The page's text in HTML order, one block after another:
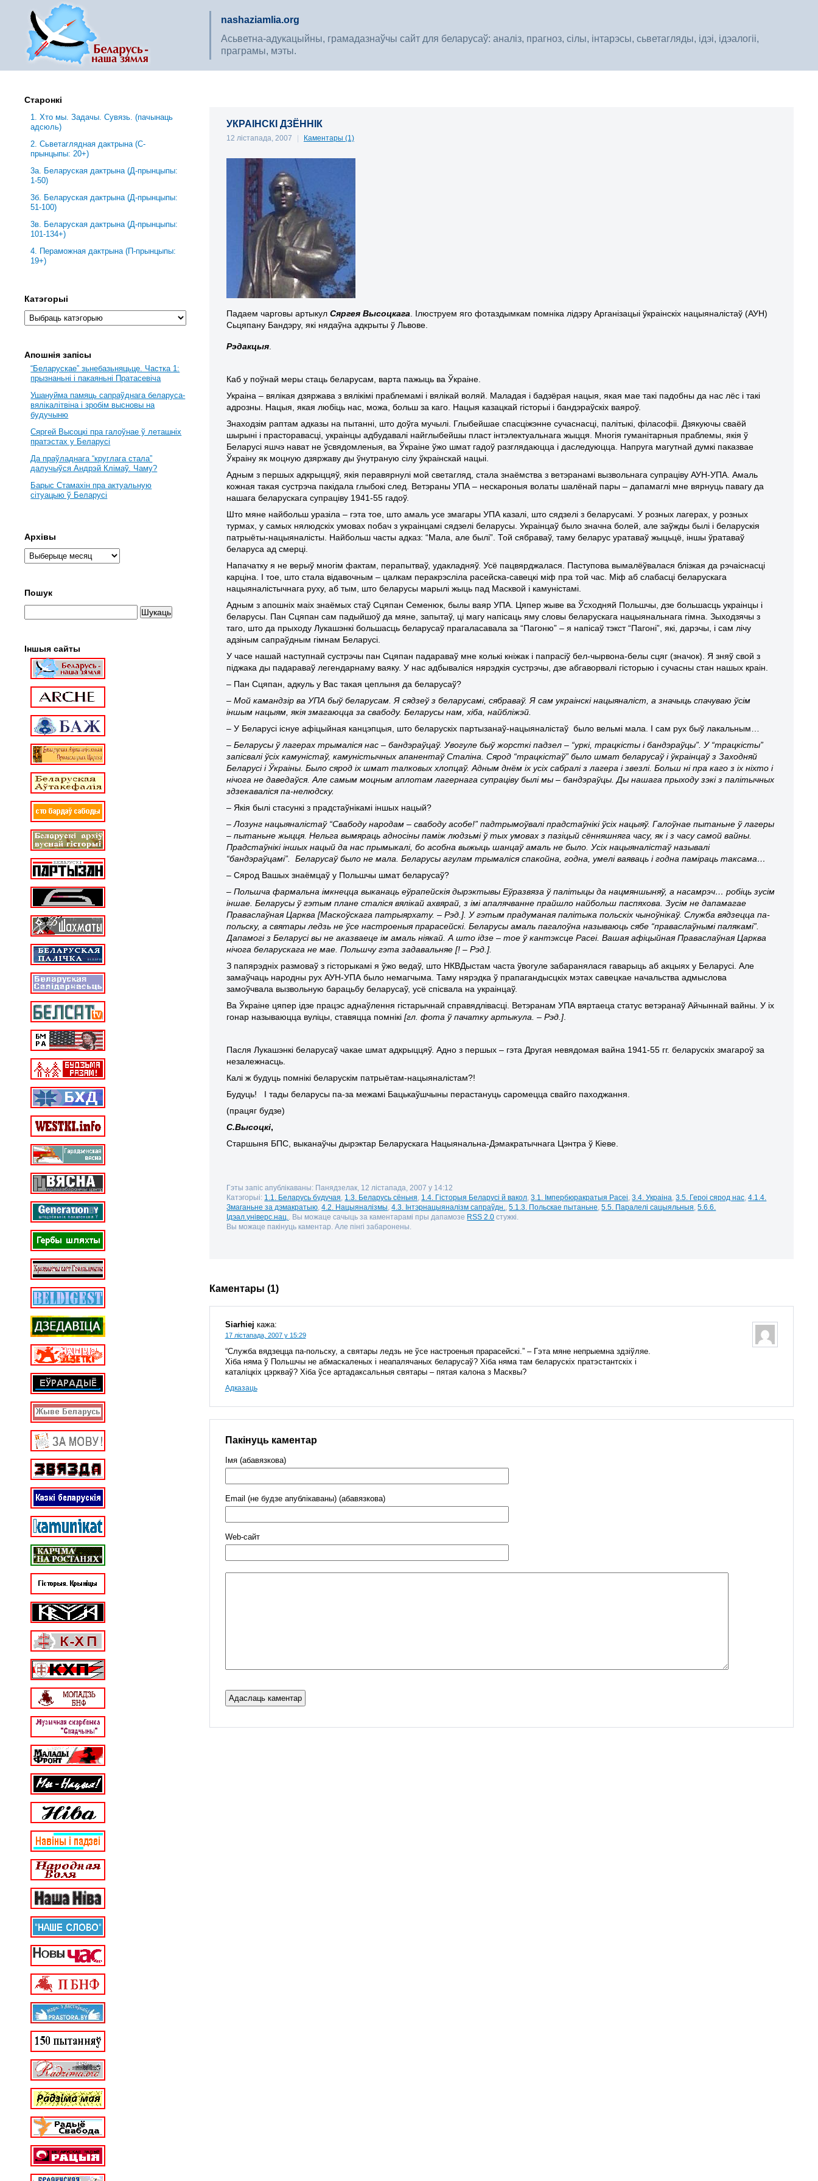
nashaziamlia.org
Асьветна-адукацыйны, грамадазнаўчы сайт для беларусаў: аналіз, прагноз, сілы, інтарэсы, сьветагляды, ідэі, ідэалогіі,
праграмы, мэты.
УКРАІНСКІ ДЗЁННІК
12 лістапада, 2007 | Каментары (1)
Падаем чарговы артыкул Сяргея Высоцкага . Ілюструем яго фотаздымкам помніка лідэру Арганізацыі ўкраінскіх нацыяналістаў (АУН)
Сьцяпану Бандэру, які нядаўна адкрыты ў Львове.
Рэдакцыя
Каб у поўнай меры стаць беларусам, варта пажыць ва Ўкраіне.
Украіна – вялікая дзяржава з вялікімі праблемамі і вялікай воляй. Маладая і бадзёрая нацыя, якая мае такі падобны да нас лёс і такі
адрозны. Нацыя, якая любіць нас, можа, больш за каго. Нацыя казацкай гісторыі і бандэраўскіх ваяроў.
Знаходзім раптам адказы на пытанні, што доўга мучылі. Глыбейшае спасціжэнне сучаснасці, палітыкі, філасофіі. Дзякуючы сваёй
шырыні і прасторавасці, украінцы адбудавалі найглыбейшы пласт інтэлектуальнага жыцця. Многія гуманітарныя праблемы, якія ў
Беларусі яшчэ нават не ўсвядомленыя, ва Ўкраіне ўжо шмат гадоў разглядаюцца і даследуюцца. Напруга магутнай думкі паказвае
Ўкраіну як моцную дзяржаву ды ўнутраную сілу ўкраінскай нацыі.
Адным з першых адкрыццяў, якія перавярнулі мой светагляд, стала знаёмства з ветэранамі вызвольнага супраціву АУН-УПА. Амаль
кожная такая сустрэча пакідала глыбокі след. Ветэраны УПА – нескароныя волаты шалёнай пары – дапамаглі мне вярнуць павагу да
нашага беларускага супраціву 1941-55 гадоў.
Што мяне найбольш уразіла – гэта тое, што амаль усе змагары УПА казалі, што сядзелі з беларусамі. У розных лагерах, у розных
турмах, у самых нялюдскіх умовах побач з украінцамі сядзелі беларусы. Украінцаў было значна болей, але заўжды былі і беларускія
патрыёты-нацыяналісты. Найбольш часты адказ: “Мала, але былі”. Той сябраваў, таму беларус уратаваў жыцьцё, іншы ўратаваў
беларуса ад смерці.
Напачатку я не верыў многім фактам, перапытваў, удакладняў. Усё пацвярджалася. Паступова вымалёўвалася блізкая да рэчаіснасці
карціна. І тое, што стала відавочным – цалкам перакрэсліла расейска-савецкі міф пра той час. Міф аб слабасці беларускага
нацыяналістычнага руху, аб тым, што беларусы марылі жыць пад Масквой і камуністамі.
Адным з апошніх маіх знаёмых стаў Сцяпан Семенюк, былы ваяр УПА. Цяпер жыве ва Ўсходняй Польшчы, дзе большасць украінцы і
беларусы. Пан Сцяпан сам падыйшоў да мяне, запытаў, ці магу напісаць яму словы беларускага нацыянальнага гімна. Зыходзячы з
таго, што да прыходу Лукашэнкі большасць беларусаў прагаласавала за “Пагоню” – я напісаў тэкст “Пагоні”, які, дарэчы, і сам лічу
адзіным сапраўдным гімнам Беларусі.
У часе нашай наступнай сустрэчы пан Сцяпан падараваў мне колькі кніжак і папрасіў бел-чырвона-белы сцяг (значок). Я зняў свой з
піджака ды падараваў легендарнаму ваяку. У нас адбываліся нярэдкія сустрэчы, дзе абгаворвалі гісторыю і сучасны стан нашых краін.
– Пан Сцяпан, адкуль у Вас такая цеплыня да беларусаў?
– Мой камандзір ва УПА быў беларусам. Я сядзеў з беларусамі, сябраваў. Я сам украінскі нацыяналіст, а значыць спачуваю ўсім
іншым нацыям, якія змагаюцца за свабоду. Беларусы нам, хіба, найбліжэй.
– У Беларусі існуе афіцыйная канцэпцыя, што беларускіх партызанаў-нацыяналістаў было вельмі мала. І сам рух быў лакальным…
– Беларусы ў лагерах трымаліся нас – бандэраўцаў. Увогуле быў жорсткі падзел – “уркі, трацкісты і бандэраўцы”. У “трацкісты”
запісвалі ўсіх камуністаў, камуністычных апанентаў Сталіна. Сярод “трацкістаў” было шмат беларусаў і ўкраінцаў з Заходняй
Беларусі і Ўкраіны. Было сярод іх шмат талковых хлопцаў. Адным днём іх усіх сабралі з лагера і звезлі. Больш ні пра каго з іх ніхто і
нічога не даведаўся. Але самым моцным аплотам лагернага супраціву былі мы – бандэраўцы. Ды нашага прыходу зэкі з палітычных
здзекаваліся па-нелюдску.
– Якія былі стасункі з прадстаўнікамі іншых нацый?
– Лозунг нацыяналістаў “Свабоду народам – свабоду асобе!” падтрымоўвалі прадстаўнікі ўсіх нацыяў. Галоўнае пытаньне ў лагеры
– пытаньне жыцця. Нельга вымяраць адносіны паміж людзьмі ў тых умовах з пазіцый сённяшняга часу, як і з часу самой вайны.
Прадстаўнікі іншых нацый да нас прымыкалі, бо асобна выжыць шанцаў амаль не было. Усіх нацыяналістаў называлі
“бандэраўцамі”. Беларусаў было не мала. Беларусы агулам трымаліся спакойна, годна, умелі ваяваць і годна паміраць таксама…
– Сярод Вашых знаёмцаў у Польшчы шмат беларусаў?
– Польшча фармальна імкнецца выканаць еўрапейскія дырэктывы Еўразвяза ў палітыцы да нацмяншыняў, а насамрэч… робіць зусім
іншае. Беларусы ў гэтым плане сталіся вялікай ахвярай, з імі апалячванне прайшло найбольш паспяхова. Зусім не дапамагае
Праваслаўная Царква[Маскоўскага патрыярхату. – Рэд.]. У гэтым прадуманая палітыка польскіх чыноўнікаў. Служба вядзецца па-
польску, а святары ледзь не ўсе настроеныя прарасейскі. Беларусы амаль пагалоўна называюць сябе “праваслаўнымі палякамі”.
Дапамогі з Беларусі вы не аказваеце ім амаль ніякай. А што ідзе – тое ў кантэксце Расеі. Вашая афіцыйная Праваслаўная Царква
нічога беларускага не мае. Польшчу гэта задавальняе [! – Рэд.].
З папярэдніх размоваў з гісторыкамі я ўжо ведаў, што НКВДыстам часта ўвогуле забаранялася гаварыць аб акцыях у Беларусі. Але
замаўчаць народны рух АУН-УПА было немагчыма. Таму нярэдка ў прапагандысцкіх мэтах савецкае начальства адмыслова
замоўчвала вызвольную барацьбу беларусаў, усё спісвала на украінцаў.
Ва Ўкраіне цяпер ідзе працэс аднаўлення гістарычнай справядлівасці. Ветэранам УПА вяртаеца статус ветэранаў Айчыннай вайны. У іх
гонар называюцца вуліцы, ставяцца помнікі[гл. фота ў пачатку артыкула. – Рэд.]
Пасля Лукашэнкі беларусаў чакае шмат адкрыццяў. Адно з першых – гэта Другая невядомая вайна 1941-55 гг. беларускіх змагароў за
незалежнасць.
Калі ж будуць помнікі беларускім патрыётам-нацыяналістам?!
Будуць! І тады беларусы па-за межамі Бацькаўшчыны перастануць саромецца свайго паходжання.
(працяг будзе)
С.Высоцкі,
Старшыня БПС, выканаўчы дырэктар Беларускага Нацыянальна-Дэмакратычнага Цэнтра ў Кіеве.
Гэты запіс апублікаваны: Панядзелак, 12 лістапада, 2007 у 14:12
Катэгорыі: 1.1. Беларусь будучая 1.3. Беларусь сёньня 1.4. Гісторыя Беларусі й вакол ,3.1. Імпербюракратыя Расеі ,3.4. Украіна ,3.5. Героі сярод нас ,4.1.4.
Змаганьне за дэмакратыю ,4.2. Нацыяналізмы ,4.3. Інтэрнацыяналізм сапраўдн. ,5.1.3. Польскае пытаньне ,5.5. Паралелі сацыяльныя ,5.6.6.
Ідэал.універс.нац.
. Вы можаце сачыць за каментарамі пры дапамозе RSS 2.0 стужкі.
Вы можаце пакінуць каментар. Але пінгі забаронены.
Каментары (1)
Siarhiej кажа:
17 лістапада, 2007 у 15:29
“Служба вядзецца па-польску, а святары ледзь не ўсе настроеныя прарасейскі.” – Гэта мяне непрыемна здзіўляе.
Хіба няма ў Польшчы не абмаскаленых і неапалячаных беларусаў? Хіба няма там беларускіх пратэстантскіх і
каталіцкіх цэркваў? Хіба ўсе артадаксальныя святары – пятая калона з Масквы?
Адказаць
Пакінуць каментар
Імя (абавязкова)
Email (не будзе апублікаваны) (абавязкова)
Web-cайт
Старонкі
1. Хто мы. Задачы. Сувязь. (пачынаць
адсюль)
2. Сьветаглядная дактрына (С-
прынцыпы: 20+)
3a. Беларуская дактрына (Д-прынцыпы:
1-50)
3б. Беларуская дактрына (Д-прынцыпы:
51-100)
3в. Беларуская дактрына (Д-прынцыпы:
101-134+)
4. Пераможная дактрына (П-прынцыпы:
19+)
Катэгорыі
Апошнія запісы
“Беларускае” зьнебазьняцьце. Частка 1:
прызнаньні і пакаяньні Пратасевіча
Ушануйма памяць сапраўднага беларуса-
вялікалітвіна і зробім высновы на
будучыню
Сяргей Высоцкі пра галоўнае ў леташніх
пратэстах у Беларусі
Да праўладнага “круглага стала”
далучыўся Андрэй Клімаў. Чаму?
Барыс Стамахін пра актуальную
сітуацыю ў Беларусі
Архівы
Пошук
Іншыя сайты